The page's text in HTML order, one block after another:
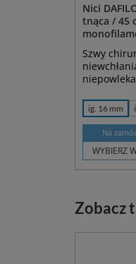
Nici
tnąca / 45
Szwy
ig. 16 mm
Na
WYBIERZ
Zobacz